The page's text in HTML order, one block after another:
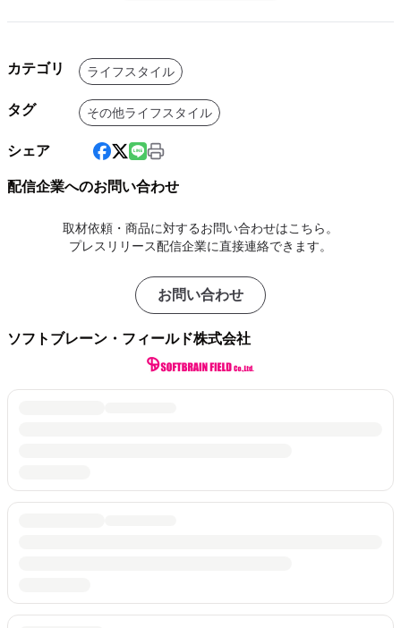
カテゴリ ライフスタイル
タグ その他ライフスタイル
シェア
配信企業へのお問い合わせ
取材依頼・商品に対するお問い合わせはこちら。
プレスリリース配信企業に直接連絡できます。
お問い合わせ
ソフトブレーン・フィールド株式会社